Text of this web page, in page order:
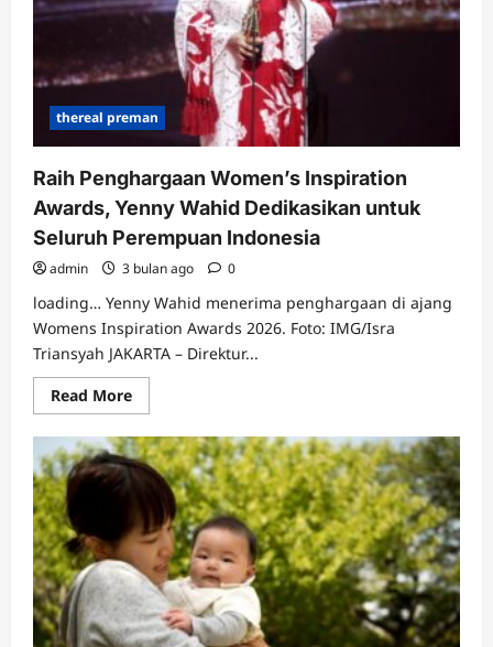
thereal preman
Raih Penghargaan Women’s Inspiration
Awards, Yenny Wahid Dedikasikan untuk
Seluruh Perempuan Indonesia
admin 3 bulan ago 0
loading… Yenny Wahid menerima penghargaan di ajang
Womens Inspiration Awards 2026. Foto: IMG/Isra
Triansyah JAKARTA – Direktur...
Read MoreRead
more
Raih
Penghargaan
Women’s
Inspiration
Awards,
Yenny
Wahid
Dedikasikan
untuk
Seluruh
Perempuan
Indonesia